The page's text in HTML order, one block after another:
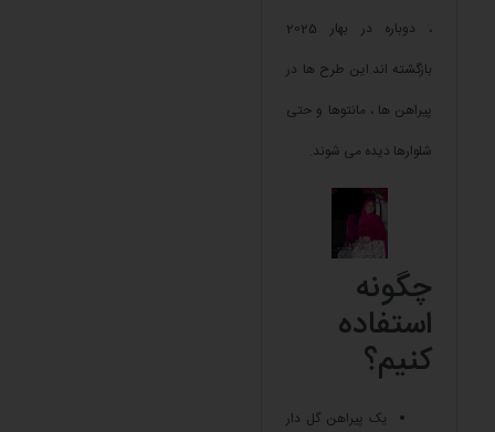
، دوباره در بهار 2025
بازگشته اند.این طرح ها در
پیراهن ها ، مانتوها و حتی
شلوارها دیده می شوند.
چگونه
استفاده
کنیم؟
یک پیراهن گل دار